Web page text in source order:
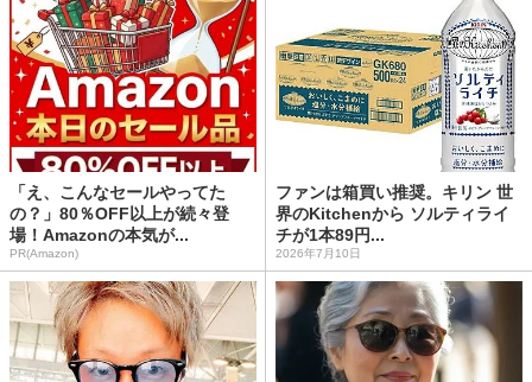
「え、こんなセールやってた
の？」80％OFF以上が続々登
場！Amazonの本気が...
PR(Amazon)
ファンは箱買い推奨。キリン 世
界のKitchenから ソルティライ
チが1本89円...
2026年7月10日